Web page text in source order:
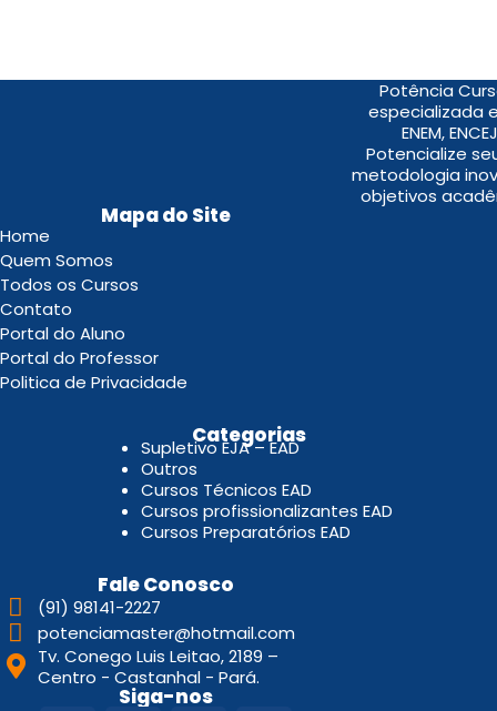
Potência
especializada
ENEM,
Potencialize
metodologia
objetivos
Mapa do Site
Home
Quem Somos
Todos os Cursos
Contato
Portal do Aluno
Portal do Professor
Politica de Privacidade
Categorias
Supletivo EJA – EAD
Outros
Cursos Técnicos EAD
Cursos profissionalizantes EAD
Cursos Preparatórios EAD
Fale Conosco
(91) 98141-2227
potenciamaster@hotmail.com
Tv. Conego Luis Leitao, 2189 –
Centro - Castanhal - Pará.
Siga-nos